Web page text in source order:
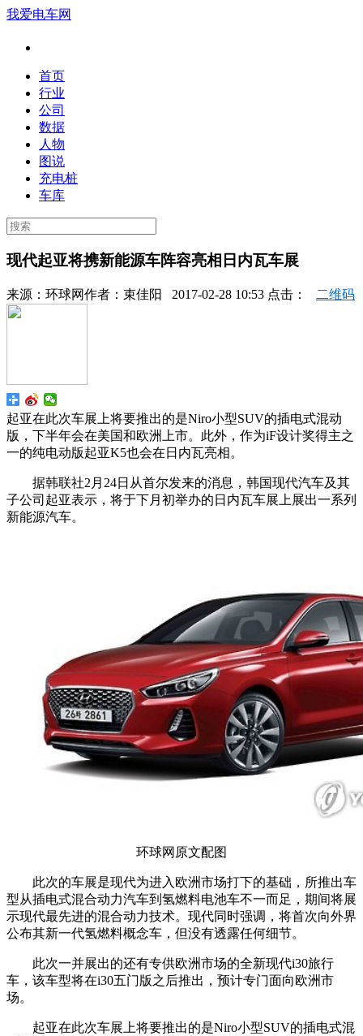
我爱电车网
首页
行业
公司
数据
人物
图说
充电桩
车库
现代起亚将携新能源车阵容亮相日内瓦车展
来源： 环球网作者： 束佳阳 2017-02-28 10:53 点击： 二维码
起亚在此次车展上将要推出的是Niro小型SUV的插电式混动
版，下半年会在美国和欧洲上市。此外，作为iF设计奖得主之
一的纯电动版起亚K5也会在日内瓦亮相。
据韩联社2月24日从首尔发来的消息，韩国现代汽车及其
子公司起亚表示，将于下月初举办的日内瓦车展上展出一系列
新能源汽车。
环球网原文配图
此次的车展是现代为进入欧洲市场打下的基础，所推出车
型从插电式混合动力汽车到氢燃料电池车不一而足，期间将展
示现代最先进的混合动力技术。现代同时强调，将首次向外界
公布其新一代氢燃料概念车，但没有透露任何细节。
此次一并展出的还有专供欧洲市场的全新现代i30旅行
车，该车型将在i30五门版之后推出，预计专门面向欧洲市
场。
起亚在此次车展上将要推出的是Niro小型SUV的插电式混